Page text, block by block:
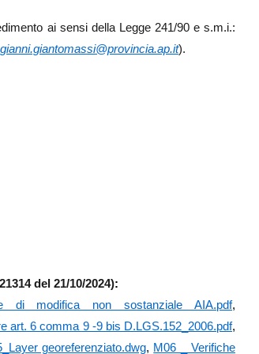
ai sensi della Legge 241/90 e s.m.i.:
gianni.giantomassi@provincia.ap.it).
del 21/10/2024):
di modifica non sostanziale AIA.pdf,
art. 6 comma 9 -9 bis D.LGS.152_2006.pdf,
georeferenziato.dwg, M06 _ Verifiche